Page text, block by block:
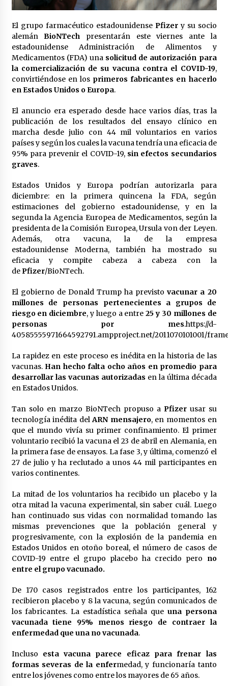
Laura Itzel Castillo será la nueva secretaria de
2 meses atrás
Sheinbaum descarta reunión entre CNTE y
Segob: «ya dimos nuestras propuestas»
2 meses atrás
políticos mexicanos que protegen al narco”
2 meses atrás
Trump anuncia acuerdo con Irán y el fin de
operaciones militares entre ambos países
Trump asegura que barcos cargados de
petróleo están empezando a salir de Ormuz
2 meses atrás
México libraría posible arancel de EE.UU. en
85% de sus exportaciones
2 meses atrás
El grupo farmacéutico estadounidense Pfizery su socio
alemánBioNTech presentarán este viernes ante la
estadounidense Administración de Alimentos y
Medicamentos (FDA) una solicitud de autorización para
la comercialización de su vacuna contra el COVID-19,
convirtiéndose en los primeros fabricantes en hacerlo
en Estados Unidos o Europa.
El anuncio era esperado desde hace varios días, tras la
publicación de los resultados del ensayo clínico en
marcha desde julio con 44 mil voluntarios en varios
países y según los cuales la vacuna tendría una eficacia de
95% para prevenir el COVID-19, sin efectos secundarios
graves.
Estados Unidos y Europa podrían autorizarla para
diciembre: en la primera quincena la FDA, según
estimaciones del gobierno estadounidense, y en la
segunda la Agencia Europea de Medicamentos, según la
presidenta de la Comisión Europea, Ursula von der Leyen.
Además, otra vacuna, la de la empresa
estadounidense Moderna, también ha mostrado su
eficacia y compite cabeza a cabeza con la
dePfizer/BioNTech.
El gobierno de Donald Trump ha previsto vacunar a 20
millones de personas pertenecientes a grupos de
riesgo en diciembre, y luego a entre25 y 30 millones de
personas por mes.https://d-
40585555971664592791.ampproject.net/2011070101001/
La rapidez en este proceso es inédita en la historia de las
vacunas. Han hecho falta ocho años en promedio para
desarrollar las vacunas autorizadas en la última década
en Estados Unidos.
Tan solo en marzo BioNTech propuso a Pfizerusar su
tecnología inédita delARN mensajero, en momentos en
que el mundo vivía su primer confinamiento. El primer
voluntario recibió la vacuna el 23 de abril en Alemania, en
la primera fase de ensayos. La fase 3, y última, comenzó el
27 de julio y ha reclutado a unos 44 mil participantes en
varios continentes.
La mitad de los voluntarios ha recibido un placebo y la
otra mitad la vacuna experimental, sin saber cuál. Luego
han continuado sus vidas con normalidad tomando las
mismas prevenciones que la población general y
progresivamente, con la explosión de la pandemia en
Estados Unidos en otoño boreal, el número de casos de
COVID-19 entre el grupo placebo ha crecido pero no
entre el grupo vacunado.
De 170 casos registrados entre los participantes, 162
recibieron placebo y 8 la vacuna, según comunicados de
los fabricantes. La estadística señala que una persona
vacunada tiene 95% menos riesgo de contraer la
enfermedad que una no vacunada.
Incluso esta vacuna parece eficaz para frenar las
formas severas de la enfermedad, y funcionaría tanto
entre los jóvenes como entre los mayores de 65 años.